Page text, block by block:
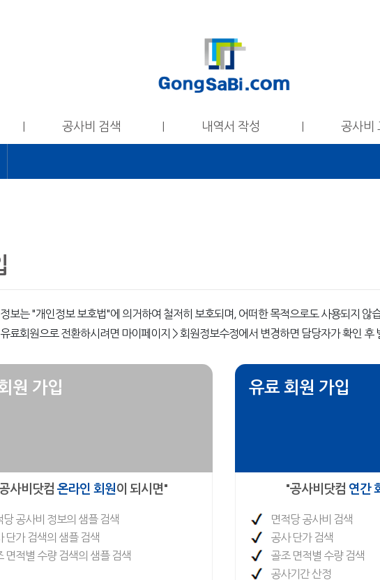
공사비 검색 내역서 작성 공사비
보는 "개인정보 보호법"에 의거하여 철저히 보호되며, 어떠한 목적으로도 사용되지 않
료회원으로 전환하시려면 마이페이지 > 회원정보수정에서 변경하면 담당자가 확인 후
원 가입
사비닷컴 온라인 회원이 되시면"
당 공사비 정보의 샘플 검색
단가 검색의 샘플 검색
면적별 수량 검색의 샘플 검색
유료 회원 가입
"공사비닷컴 연간
면적당 공사비 검색
공사 단가 검색
골조 면적별 수량 검색
공사기간 산정